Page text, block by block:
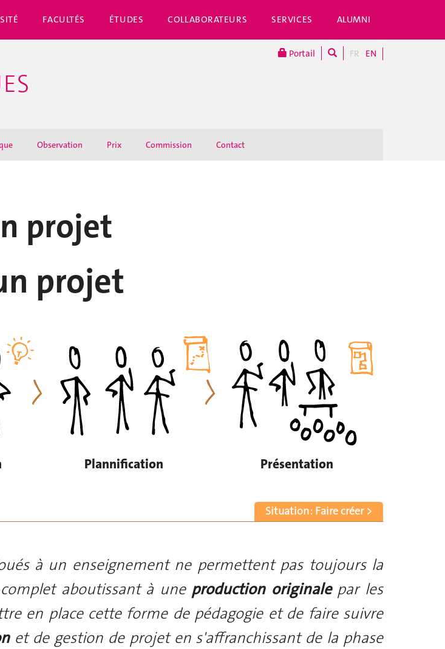
FACULTÉS ÉTUDES COLLABORATEURS SERVICES ALUMNI
Portail FR EN
Observation Prix Commission Contact
projet
projet
Plannification Présentation
Situation : Faire créer >
à un enseignement ne permettent pas toujours la
aboutissant à une production originalepar les
en place cette forme de pédagogie et de faire suivre
et de gestion de projet en s'affranchissant de la phase